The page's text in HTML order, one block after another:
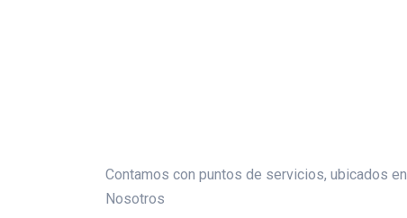
Contamos con puntos de servicios, ubicados
Nosotros